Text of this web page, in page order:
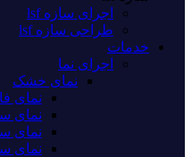
اجرای سازه lsf
طراحی سازه lsf
خدمات
اجرای نما
نمای خشک
نمای
نمای
نمای
نمای